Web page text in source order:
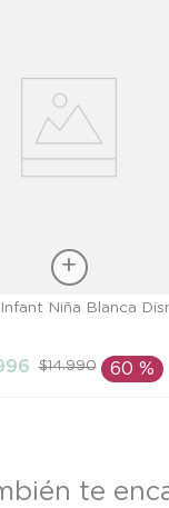
AL CARRITO
Niña Blanca
$14.990 60 %
te